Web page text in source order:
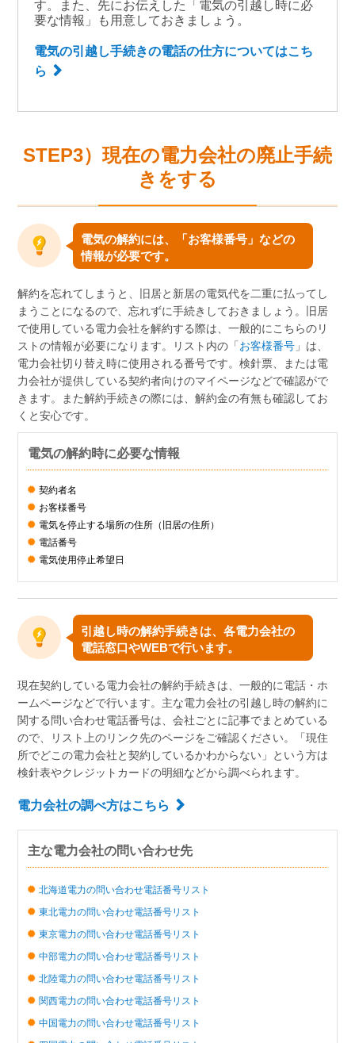
す。また、先にお伝えした「電気の引越し時に必
要な情報」も用意しておきましょう。
電気の引越し手続きの電話の仕方についてはこち
ら
STEP3）現在の電力会社の廃止手続
きをする
電気の解約には、「お客様番号」などの
情報が必要です。
解約を忘れてしまうと、旧居と新居の電気代を二重に払ってし
まうことになるので、忘れずに手続きしておきましょう。旧居
で使用している電力会社を解約する際は、一般的にこちらのリ
ストの情報が必要になります。リスト内の「 お客様番号 」は、
電力会社切り替え時に使用される番号です。検針票、または電
力会社が提供している契約者向けのマイページなどで確認がで
きます。また解約手続きの際には、解約金の有無も確認してお
くと安心です。
電気の解約時に必要な情報
契約者名
お客様番号
電気を停止する場所の住所（旧居の住所）
電話番号
電気使用停止希望日
引越し時の解約手続きは、各電力会社の
電話窓口やWEBで行います。
現在契約している電力会社の解約手続きは、一般的に電話・ホ
ームページなどで行います。主な電力会社の引越し時の解約に
関する問い合わせ電話番号は、会社ごとに記事でまとめている
ので、リスト上のリンク先のページをご確認ください。「現住
所でどこの電力会社と契約しているかわからない」という方は
検針表やクレジットカードの明細などから調べられます。
電力会社の調べ方はこちら
主な電力会社の問い合わせ先
北海道電力の問い合わせ電話番号リスト
東北電力の問い合わせ電話番号リスト
東京電力の問い合わせ電話番号リスト
中部電力の問い合わせ電話番号リスト
北陸電力の問い合わせ電話番号リスト
関西電力の問い合わせ電話番号リスト
中国電力の問い合わせ電話番号リスト